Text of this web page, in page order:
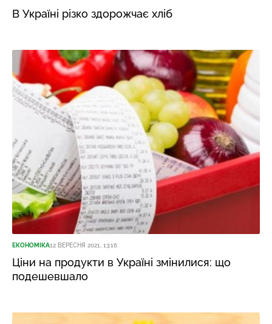
В Україні різко здорожчає хліб
ЕКОНОМІКА12 ВЕРЕСНЯ 2021, 13:16
Ціни на продукти в Україні змінилися: що
подешевшало